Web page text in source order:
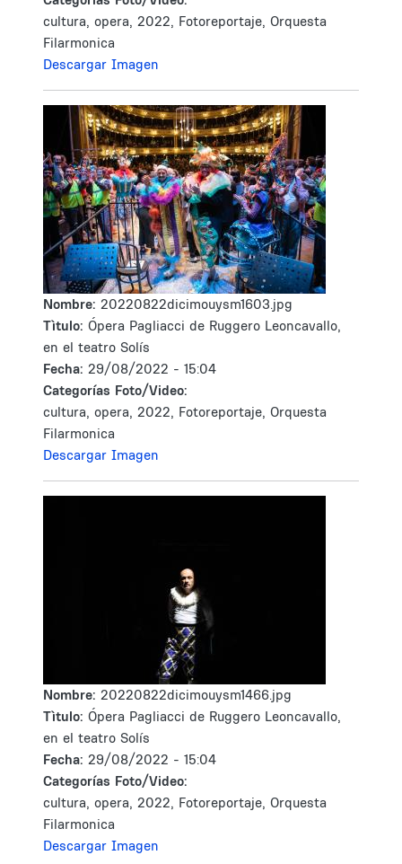
cultura, opera, 2022, Fotoreportaje, Orquesta
Filarmonica
Descargar Imagen
Nombre: 20220822dicimouysm1603.jpg
Tìtulo: Ópera Pagliacci de Ruggero Leoncavallo,
en el teatro Solís
Fecha: 29/08/2022 - 15:04
Categorías Foto/Video:
cultura, opera, 2022, Fotoreportaje, Orquesta
Filarmonica
Descargar Imagen
Nombre: 20220822dicimouysm1466.jpg
Tìtulo: Ópera Pagliacci de Ruggero Leoncavallo,
en el teatro Solís
Fecha: 29/08/2022 - 15:04
Categorías Foto/Video:
cultura, opera, 2022, Fotoreportaje, Orquesta
Filarmonica
Descargar Imagen